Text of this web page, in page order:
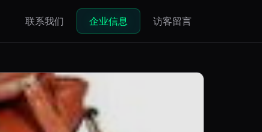
联系我们 企业信息 访客留言